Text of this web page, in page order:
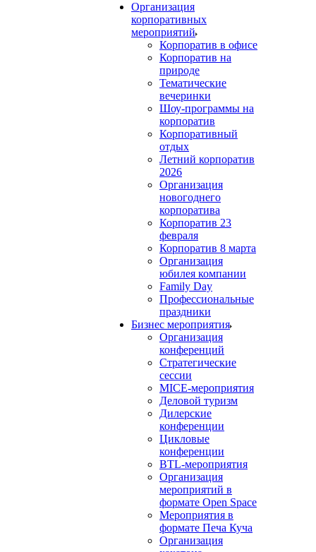
Организация
корпоративных
мероприятий
Корпоратив в офисе
Корпоратив на
природе
Тематические
вечеринки
Шоу-программы на
корпоратив
Корпоративный
отдых
Летний корпоратив
2026
Организация
новогоднего
корпоратива
Корпоратив 23
февраля
Корпоратив 8 марта
Организация
юбилея компании
Family Day
Профессиональные
праздники
Бизнес мероприятия
Организация
конференций
Стратегические
сессии
MICE-мероприятия
Деловой туризм
Дилерские
конференции
Цикловые
конференции
BTL-мероприятия
Организация
мероприятий в
формате Open Space
Мероприятия в
формате Печа Куча
Организация